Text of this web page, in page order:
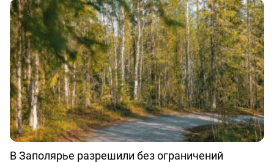
В Заполярье разрешили без ограничений